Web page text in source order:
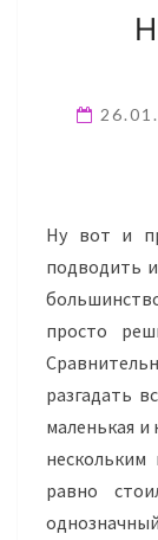
Ну вот и
подводить
просто
разгадать
маленькая и
равно